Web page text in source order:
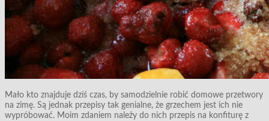
Mało kto znajduje dziś czas, by samodzielnie robić domowe przetwory
na zimę. Są jednak przepisy tak genialne, że grzechem jest ich nie
wypróbować. Moim zdaniem należy do nich przepis na konfiturę z